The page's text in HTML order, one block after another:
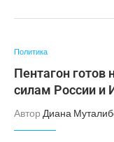
Политика
Пентагон
силам России и
Автор Диана